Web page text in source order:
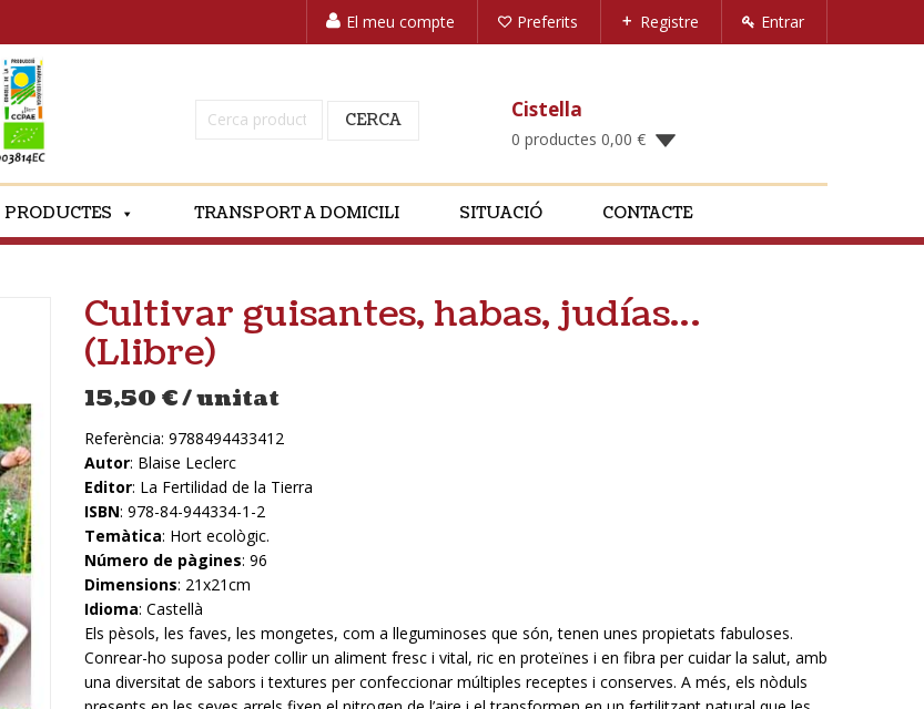
El meu compte Preferits Registre Entrar
Cerca: CERCA Cistella
0 productes 0,00 €
PRODUCTES TRANSPORT A DOMICILI SITUACIÓ CONTACTE
Cultivar guisantes, habas, judías…
(Llibre)
15,50 €/ unitat
Referència: 9788494433412
Autor: Blaise Leclerc
Editor: La Fertilidad de la Tierra
ISBN: 978-84-944334-1-2
Temàtica: Hort ecològic.
Número de pàgines: 96
Dimensions: 21x21cm
Idioma: Castellà
Els pèsols, les faves, les mongetes, com a lleguminoses que són, tenen unes propietats fabuloses.
Conrear-ho suposa poder collir un aliment fresc i vital, ric en proteïnes i en fibra per cuidar la salut, amb
una diversitat de sabors i textures per confeccionar múltiples receptes i conserves. A més, els nòduls